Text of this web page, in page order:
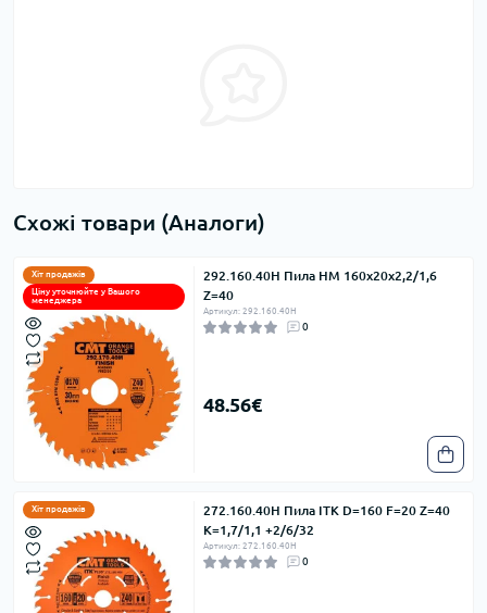
Схожі товари (Аналоги)
Хіт продажів
Ціну уточнюйте у Вашого
менеджера
292.160.40H Пила HM 160x20x2,2/1,6
Z=40
Артикул: 292.160.40H
0
48.56€
Хіт продажів
272.160.40H Пила ITK D=160 F=20 Z=40
K=1,7/1,1 +2/6/32
Артикул: 272.160.40H
0